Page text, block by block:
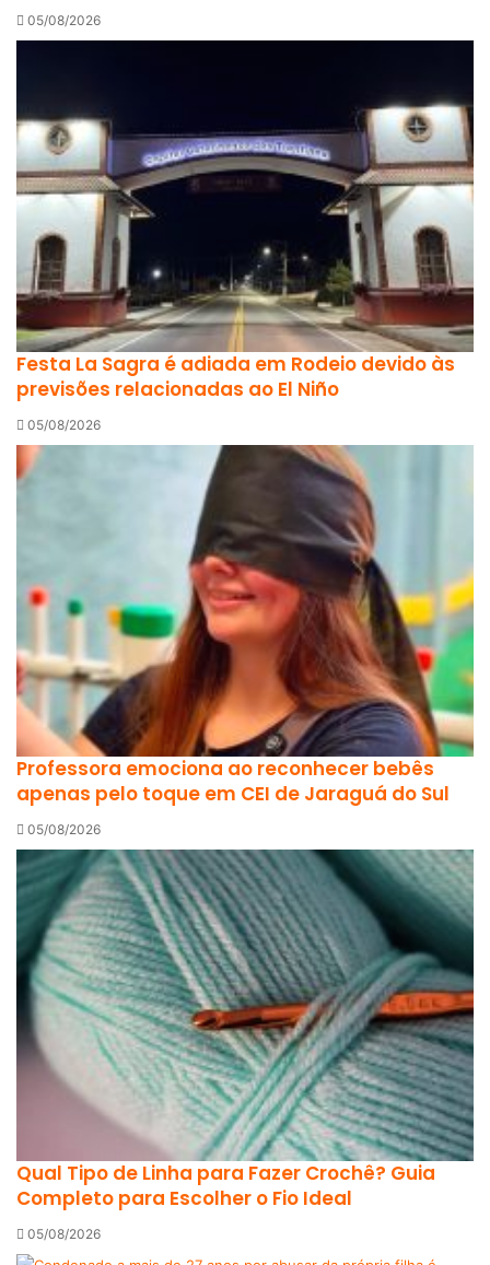
05/08/2026
Festa La Sagra é adiada em Rodeio devido às
previsões relacionadas ao El Niño
05/08/2026
Professora emociona ao reconhecer bebês
apenas pelo toque em CEI de Jaraguá do Sul
05/08/2026
Qual Tipo de Linha para Fazer Crochê? Guia
Completo para Escolher o Fio Ideal
05/08/2026